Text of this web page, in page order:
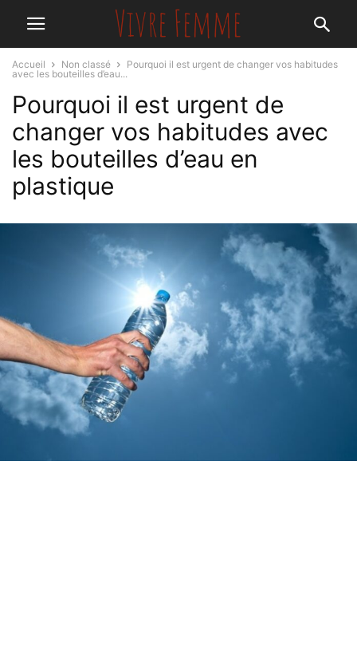
Accueil Non classé
Pourquoi il est urgent de changer vos habitudes
avec les bouteilles d’eau...
Pourquoi il est urgent de
changer vos habitudes avec
les bouteilles d’eau en
plastique